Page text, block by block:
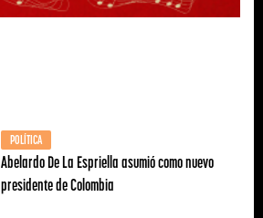
POLÍTICA
Abelardo De La Espriella asumió como nuevo
presidente de Colombia